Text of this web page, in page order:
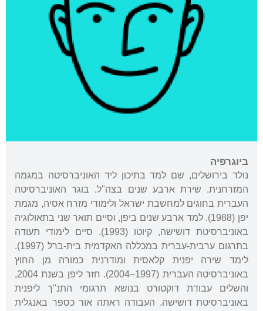
ביוגרפיה
נולד בירושלים, שם למד בתיכון ליד האוניברסיטה במגמה
המזרחנית. שירת ארבע שנים בצה"ל. בוגר האוניברסיטה
העברית בחוגים למחשבת ישראל ולימודי מזרח אסיה, מגמת
יפן (1988). למד ארבע שנים ביפן, וסיים תואר שני בתאולוגיה
באוניברסיטת דושישה, קיוטו (1993). סיים לימודי תעודה
בתרגום ערבית-עברית במכללה האקדמית בית-ברל (1997).
לימד שירה יפנית קלאסית ומודרנית כמורה מן החוץ
באוניברסיטה העברית (1997–2004). חזר ליפן בשנת 2004,
והשלים עבודת דוקטורט בנושא תרגומי התנ"ך ליפנית
באוניברסיטת דושישה. העבודה ראתה אור כספר באנגלית